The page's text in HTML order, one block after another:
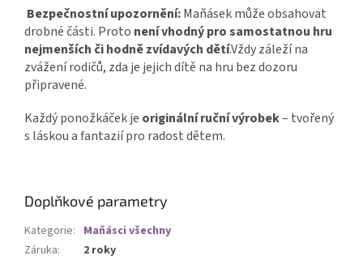
Bezpečnostní upozornění:Maňásek může obsahovat
drobné části. Proto není vhodný pro samostatnou hru
nejmenších či hodně zvídavých dětí.Vždy záleží na
zvážení rodičů, zda je jejich dítě na hru bez dozoru
připravené.
Každý ponožkáček je originální ruční výrobek– tvořený
s láskou a fantazií pro radost dětem.
Doplňkové parametry
Kategorie: Maňásci všechny
Záruka: 2 roky